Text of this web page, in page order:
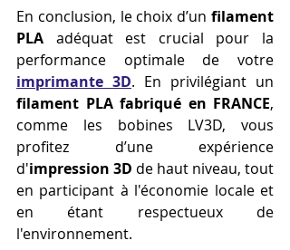
En conclusion, le choix d’un filament
PLA adéquat est crucial pour la
imprimante 3D
filament PLA fabriqué en FRANCE,
comme les bobines LV3D, vous
profitez d’une expérience
d'impression 3D de haut niveau, tout
en participant à l'économie locale et
en étant respectueux de
l'environnement.